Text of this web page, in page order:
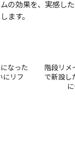
の効果を、実感した
ます。
なった
にリフ
階段リメ
で新設し